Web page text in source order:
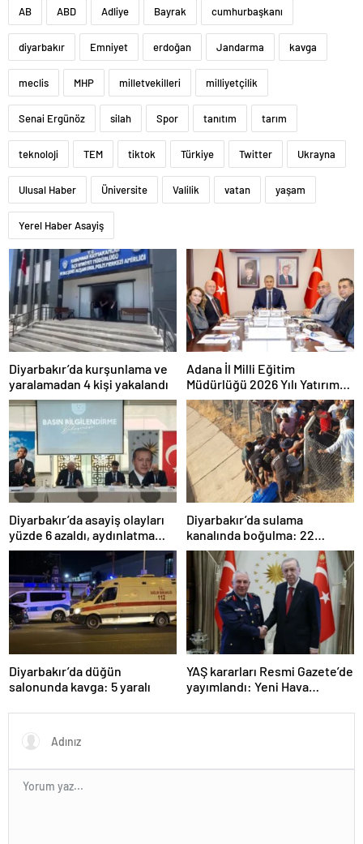
AB ABD Adliye Bayrak cumhurbaşkanı
diyarbakır Emniyet erdoğan Jandarma kavga
meclis MHP milletvekilleri milliyetçilik
Senai Ergünöz silah Spor tanıtım tarım
teknoloji TEM tiktok Türkiye Twitter Ukrayna
Ulusal Haber Üniversite Valilik vatan yaşam
Yerel Haber Asayiş
Diyarbakır’da kurşunlama ve
yaralamadan 4 kişi yakalandı
Adana İl Milli Eğitim
Müdürlüğü 2026 Yılı Yatırım
Programı değerlendirildi
Diyarbakır’da asayiş olayları
yüzde 6 azaldı, aydınlatma
oranı yüzde 98’e yükseldi
Diyarbakır’da sulama
kanalında boğulma: 22
yaşındaki genç hayatını
kaybetti
Diyarbakır’da düğün
salonunda kavga: 5 yaralı
YAŞ kararları Resmi Gazete’de
yayımlandı: Yeni Hava
Orgeneral Rafet Dalkıran